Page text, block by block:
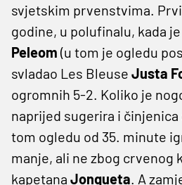
svjetskim prvenstvima. Prvi
godine, u polufinalu, kada
Peleom (u tom je ogledu
svladao Les Bleuse Justa
ogromnih 5-2. Koliko je
naprijed sugerira i činjenica
tom ogledu od 35. minute
manje, ali ne zbog crvenog
kapetana Jonqueta. A